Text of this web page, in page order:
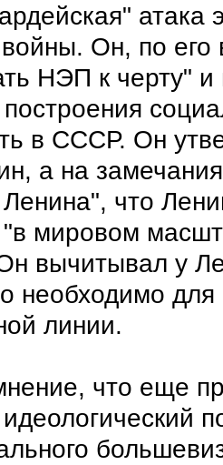
войны. Он, по
НЭП к черту" и
в СССР. Он
а на
что
"в мировом
вычитывал у
необходимо для
линии.
что еще